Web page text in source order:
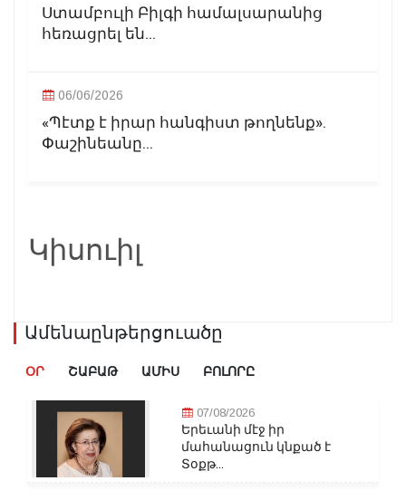
Ստամբուլի Բիլգի համալսարանից
հեռացրել են...
06/06/2026
«Պէտք է իրար հանգիստ թողնենք».
Փաշինեանը...
Կիսուիլ
Ամենաընթերցուածը
ՕՐ ՇԱԲԱԹ ԱՄԻՍ ԲՈԼՈՐԸ
07/08/2026
Երեւանի մէջ իր
մահանացուն կնքած է
Տօքթ...